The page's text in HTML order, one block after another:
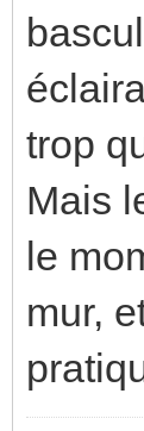
trop
Mais
le
mur,